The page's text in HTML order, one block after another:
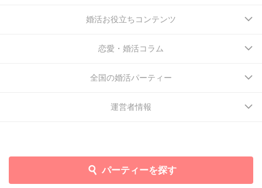
パーティーを探す
婚活お役立ちコンテンツ
恋愛・婚活コラム
全国の婚活パーティー
運営者情報